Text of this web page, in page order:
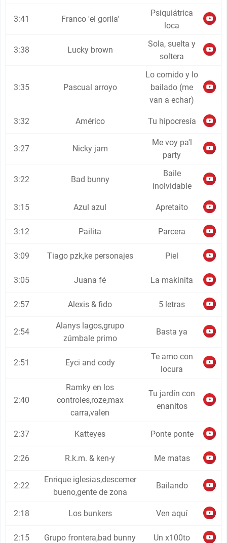
3:41 Franco 'el gorila'
Psiquiátrica
loca
3:38 Lucky brown
Sola, suelta y
soltera
3:35 Pascual arroyo
Lo comido y lo
bailado (me
van a echar)
3:32 Américo Tu hipocresía
3:27 Nicky jam
Me voy pa'l
party
3:22 Bad bunny
Baile
inolvidable
3:15 Azul azul Apretaito
3:12 Pailita Parcera
3:09 Tiago pzk,ke personajes Piel
3:05 Juana fé La makinita
2:57 Alexis & fido 5 letras
2:54
Alanys lagos,grupo
zúmbale primo
Basta ya
2:51 Eyci and cody
Te amo con
locura
2:40
Ramky en los
controles,roze,max
carra,valen
Tu jardín con
enanitos
2:37 Katteyes Ponte ponte
2:26 R.k.m. & ken-y Me matas
2:22
Enrique iglesias,descemer
bueno,gente de zona
Bailando
2:18 Los bunkers Ven aquí
2:15 Grupo frontera,bad bunny Un x100to